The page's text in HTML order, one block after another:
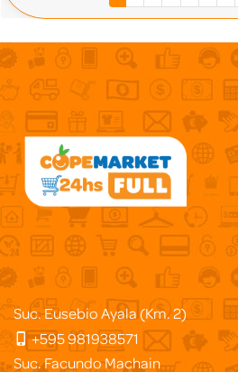
Suc. Eusebio Ayala (Km. 2)
+595 981938571
Suc. Facundo Machain